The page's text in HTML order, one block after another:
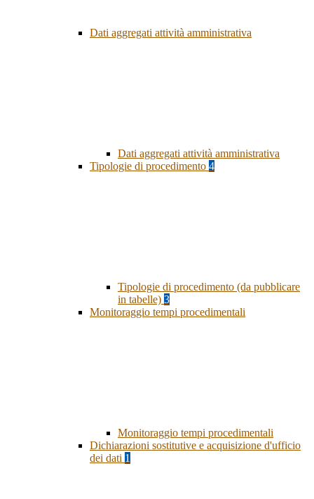
Dati aggregati attività amministrativa
Dati aggregati attività amministrativa
Tipologie di procedimento 4
Tipologie di procedimento (da pubblicare
in tabelle) 3
Monitoraggio tempi procedimentali
Monitoraggio tempi procedimentali
Dichiarazioni sostitutive e acquisizione d'ufficio
dei dati 1